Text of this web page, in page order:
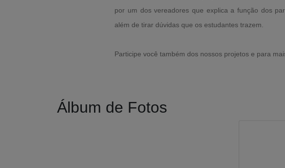
por um dos vereadores que explica a função dos
além de tirar dúvidas que os estudantes trazem.
Participe você também dos nossos projetos e para
Álbum de Fotos